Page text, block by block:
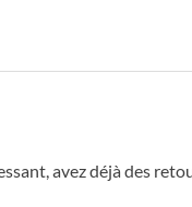
avez déjà des